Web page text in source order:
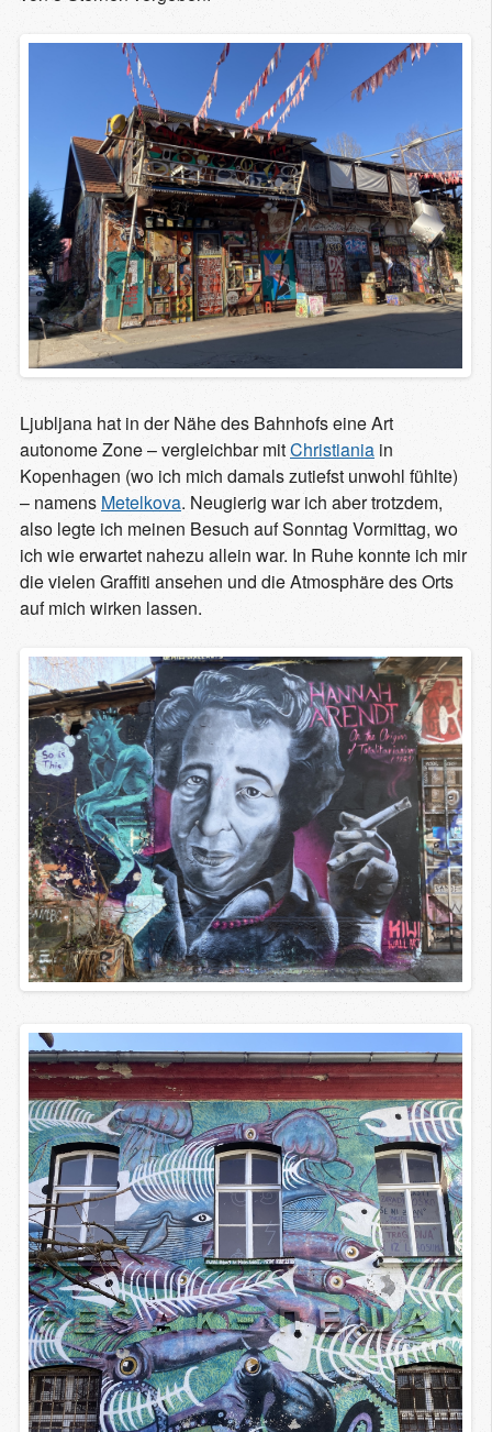
Ljubljana hat in der Nähe des Bahnhofs eine Art
autonome Zone – vergleichbar mitChristiania in
Kopenhagen (wo ich mich damals zutiefst unwohl fühlte)
– namens Metelkova. Neugierig war ich aber trotzdem,
also legte ich meinen Besuch auf Sonntag Vormittag, wo
ich wie erwartet nahezu allein war. In Ruhe konnte ich mir
die vielen Graffiti ansehen und die Atmosphäre des Orts
auf mich wirken lassen.